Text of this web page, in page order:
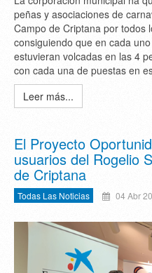
peñas y asociaciones de
Campo de Criptana por todos
consiguiendo que en cada
estuvieran volcadas en las 4
con cada una de puestas en
Leer más...
El Proyecto
usuarios del Rogelio
de Criptana
Todas Las Noticias 04 Abr